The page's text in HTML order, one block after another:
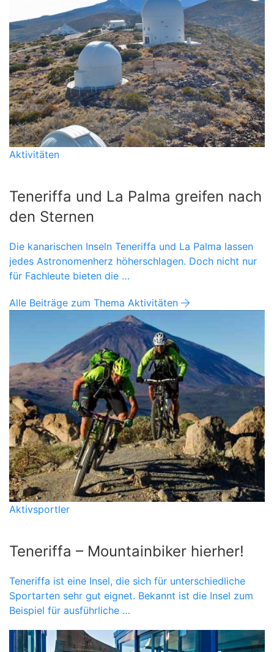
Aktivitäten
Teneriffa und La Palma greifen nach
den Sternen
Die kanarischen Inseln Teneriffa und La Palma lassen
jedes Astronomenherz höherschlagen. Doch nicht nur
für Fachleute bieten die …
Alle Beiträge zum Thema Aktivitäten
Aktivsportler
Teneriffa – Mountainbiker hierher!
Teneriffa ist eine Insel, die sich für unterschiedliche
Sportarten sehr gut eignet. Bekannt ist die Insel zum
Beispiel für ausführliche …